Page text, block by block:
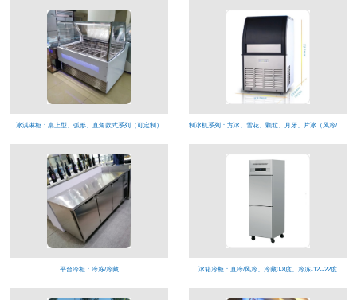
冰淇淋柜：桌上型、弧形、直角款式系列（可定制） 制冰机系列：方冰、雪花、颗粒、月牙、片冰（风冷/水冷）
平台冷柜：冷冻/冷藏 冰箱冷柜：直冷/风冷、冷藏0-8度、冷冻-12--22度